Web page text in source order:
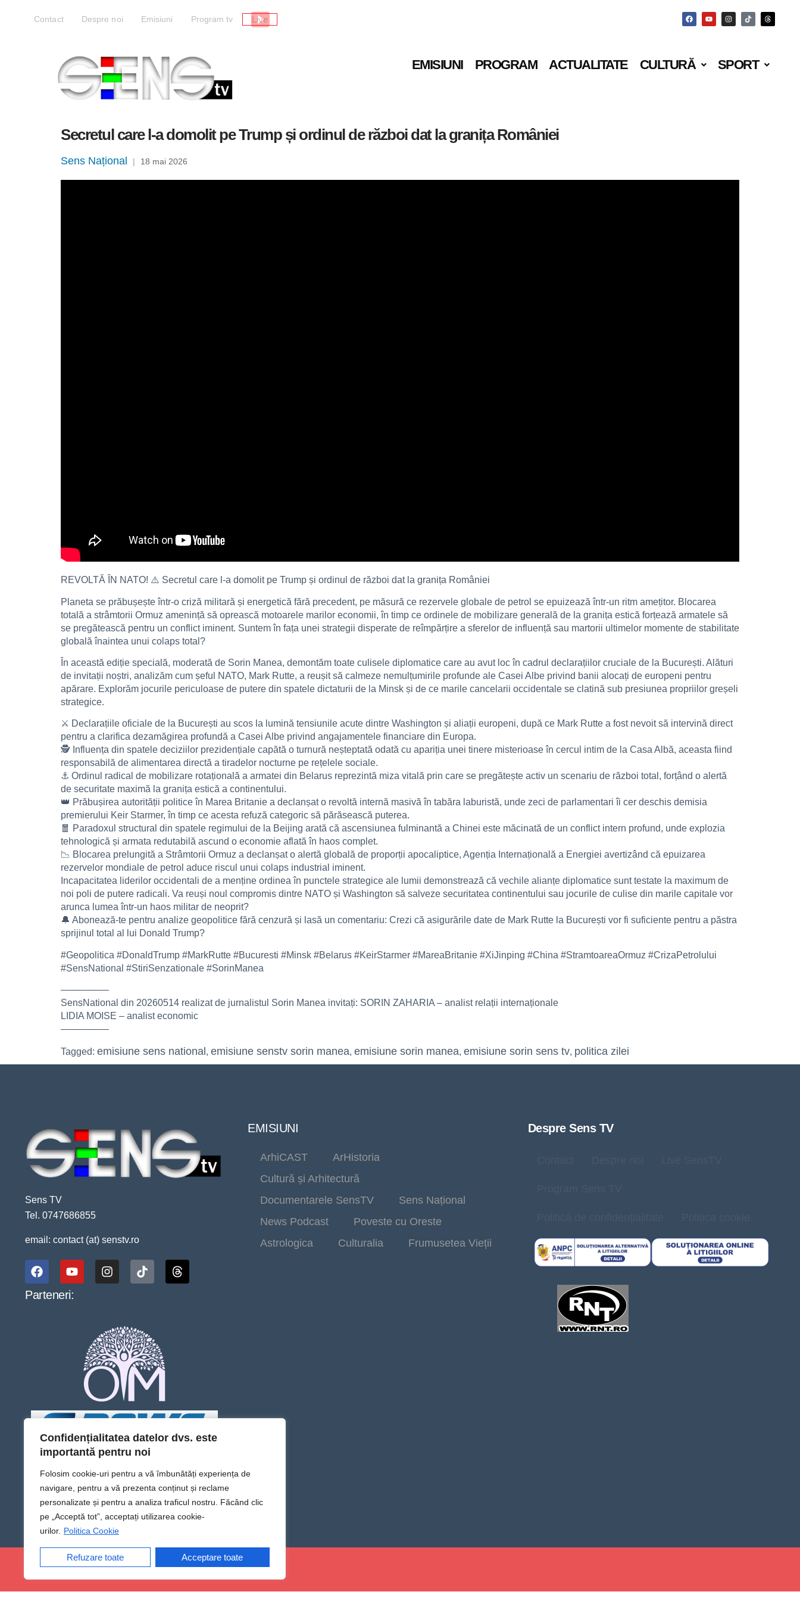
Confidențialitatea datelor dvs. este
importantă pentru noi
Folosim cookie-uri pentru a vă îmbunătăți experiența de
navigare, pentru a vă prezenta conținut și reclame
personalizate și pentru a analiza traficul nostru. Făcând clic
pe „Acceptă tot”, acceptați utilizarea cookie-
urilor. Politica Cookie
Refuzare toate Acceptare toate
Contact Despre noi Emisiuni Program tv Live
EMISIUNI PROGRAM ACTUALITATE CULTURĂ SPORT
Secretul care l-a domolit pe Trump și ordinul de război dat la granița României
Sens Național | 18 mai 2026
REVOLTĂ ÎN NATO! ⚠️ Secretul care l-a domolit pe Trump și ordinul de război dat la granița României
Planeta se prăbușește într-o criză militară și energetică fără precedent, pe măsură ce rezervele globale de petrol se epuizează într-un ritm amețitor. Blocarea
totală a strâmtorii Ormuz amenință să oprească motoarele marilor economii, în timp ce ordinele de mobilizare generală de la granița estică forțează armatele să
se pregătească pentru un conflict iminent. Suntem în fața unei strategii disperate de reîmpărțire a sferelor de influență sau martorii ultimelor momente de stabilitate
globală înaintea unui colaps total?
În această ediție specială, moderată de Sorin Manea, demontăm toate culisele diplomatice care au avut loc în cadrul declarațiilor cruciale de la București. Alături
de invitații noștri, analizăm cum șeful NATO, Mark Rutte, a reușit să calmeze nemulțumirile profunde ale Casei Albe privind banii alocați de europeni pentru
apărare. Explorăm jocurile periculoase de putere din spatele dictaturii de la Minsk și de ce marile cancelarii occidentale se clatină sub presiunea propriilor greșeli
strategice.
⚔️ Declarațiile oficiale de la București au scos la lumină tensiunile acute dintre Washington și aliații europeni, după ce Mark Rutte a fost nevoit să intervină direct
pentru a clarifica dezamăgirea profundă a Casei Albe privind angajamentele financiare din Europa.
🕵️ Influența din spatele deciziilor prezidențiale capătă o turnură neșteptată odată cu apariția unei tinere misterioase în cercul intim de la Casa Albă, aceasta fiind
responsabilă de alimentarea directă a tiradelor nocturne pe rețelele sociale.
⚓ Ordinul radical de mobilizare rotațională a armatei din Belarus reprezintă miza vitală prin care se pregătește activ un scenariu de război total, forțând o alertă
de securitate maximă la granița estică a continentului.
👑 Prăbușirea autorității politice în Marea Britanie a declanșat o revoltă internă masivă în tabăra laburistă, unde zeci de parlamentari îi cer deschis demisia
premierului Keir Starmer, în timp ce acesta refuză categoric să părăsească puterea.
🧧 Paradoxul structural din spatele regimului de la Beijing arată că ascensiunea fulminantă a Chinei este măcinată de un conflict intern profund, unde explozia
tehnologică și armata redutabilă ascund o economie aflată în haos complet.
📉 Blocarea prelungită a Strâmtorii Ormuz a declanșat o alertă globală de proporții apocaliptice, Agenția Internațională a Energiei avertizând că epuizarea
rezervelor mondiale de petrol aduce riscul unui colaps industrial iminent.
Incapacitatea liderilor occidentali de a menține ordinea în punctele strategice ale lumii demonstrează că vechile alianțe diplomatice sunt testate la maximum de
noi poli de putere radicali. Va reuși noul compromis dintre NATO și Washington să salveze securitatea continentului sau jocurile de culise din marile capitale vor
arunca lumea într-un haos militar de neoprit?
🔔 Abonează-te pentru analize geopolitice fără cenzură și lasă un comentariu: Crezi că asigurările date de Mark Rutte la București vor fi suficiente pentru a păstra
sprijinul total al lui Donald Trump?
#Geopolitica #DonaldTrump #MarkRutte #Bucuresti #Minsk #Belarus #KeirStarmer #MareaBritanie #XiJinping #China #StramtoareaOrmuz #CrizaPetrolului
#SensNational #StiriSenzationale #SorinManea
–––––––––
SensNational din 20260514 realizat de jurnalistul Sorin Manea invitați: SORIN ZAHARIA – analist relații internaționale
LIDIA MOISE – analist economic
–––––––––
Tagged: emisiune sens national, emisiune senstv sorin manea, emisiune sorin manea, emisiune sorin sens tv, politica zilei
Sens TV
Tel. 0747686855
email: contact (at) senstv.ro
Parteneri:
EMISIUNI
ArhiCAST
ArHistoria
Cultură și Arhitectură
Documentarele SensTV
Sens Național
News Podcast
Poveste cu Oreste
Astrologica
Culturalia Frumusetea Vieții
Despre Sens TV
@Sens TV | Dă sens omului din tine!